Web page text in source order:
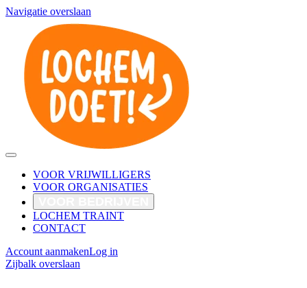
Navigatie overslaan
VOOR VRIJWILLIGERS
VOOR ORGANISATIES
LOCHEM TRAINT
CONTACT
Account aanmakenLog in
Zijbalk overslaan